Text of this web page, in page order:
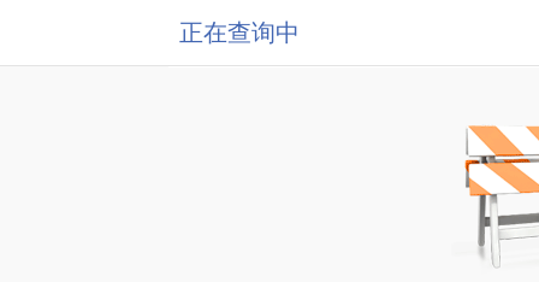
正在查询中